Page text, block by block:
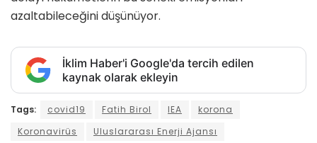
azaltabileceğini düşünüyor.
İklim Haber'i Google'da tercih edilen
kaynak olarak ekleyin
Tags: covid19 Fatih Birol IEA
korona
Koronavirüs
Uluslararası Enerji Ajansı